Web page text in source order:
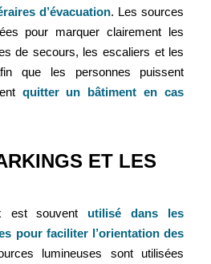
d’évacuation. Les sources
pour marquer clairement les
de secours, les escaliers et les
que les personnes puissent
quitter un bâtiment en cas
ET LES
est souvent utilisé dans les
pour faciliter l’orientation des
lumineuses sont utilisées